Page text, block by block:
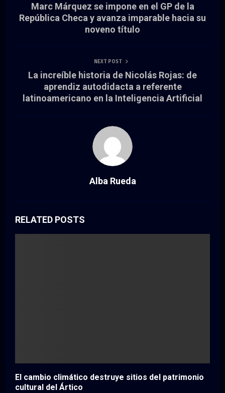
Marc Márquez se impone en el GP de la
República Checa y avanza imparable hacia su
noveno título
NEXT POST
La increíble historia de Nicolás Rojas: de
aprendiz autodidacta a referente
latinoamericano en la Inteligencia Artificial
Alba Rueda
RELATED POSTS
El cambio climático destruye sitios del patrimonio
cultural del Ártico